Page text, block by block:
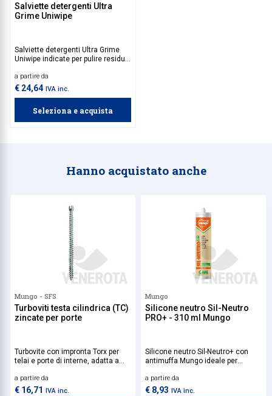
Salviette detergenti Ultra
Grime Uniwipe
Salviette detergenti Ultra Grime
Uniwipe indicate per pulire residui
inchiostro, schiuma poliuretanica
e bitume da superfici di lavoro,
perfette per una pulizia profonda,
ma non aggressiva.
a partire da
€ 24,64 IVA inc.
Seleziona e acquista
Hanno acquistato anche
Mungo - SFS
Turboviti testa cilindrica (TC)
zincate per porte
Turbovite con impronta Torx per
telai e porte di interne, adatta a
che forati. Disponibile in varie
lunghezze per applicazioni sotto
a partire da
€ 16,71 IVA inc.
Mungo
Silicone neutro Sil-Neutro
PRO+ - 310 ml Mungo
Silicone neutro Sil-Neutro+ con
antimuffa Mungo ideale per
esterne, come serramenti,
facciate continue, sanitari,
a partire da
€ 8,93 IVA inc.